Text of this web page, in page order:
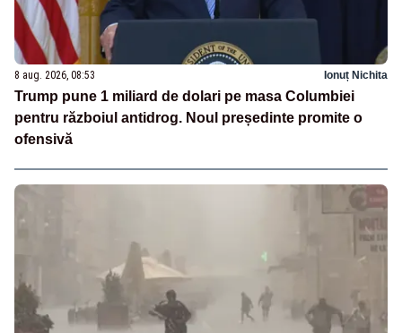
8 aug. 2026, 08:53 Ionuț Nichita
Trump pune 1 miliard de dolari pe masa Columbiei
pentru războiul antidrog. Noul președinte promite o
ofensivă